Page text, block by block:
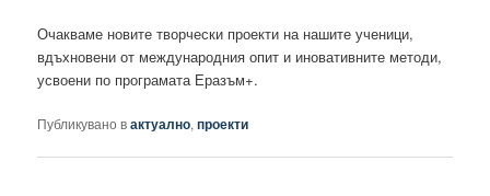
Очакваме новите творчески проекти на нашите ученици,
вдъхновени от международния опит и иновативните методи,
усвоени по програмата Еразъм+.
Публикувано вактуално,проекти